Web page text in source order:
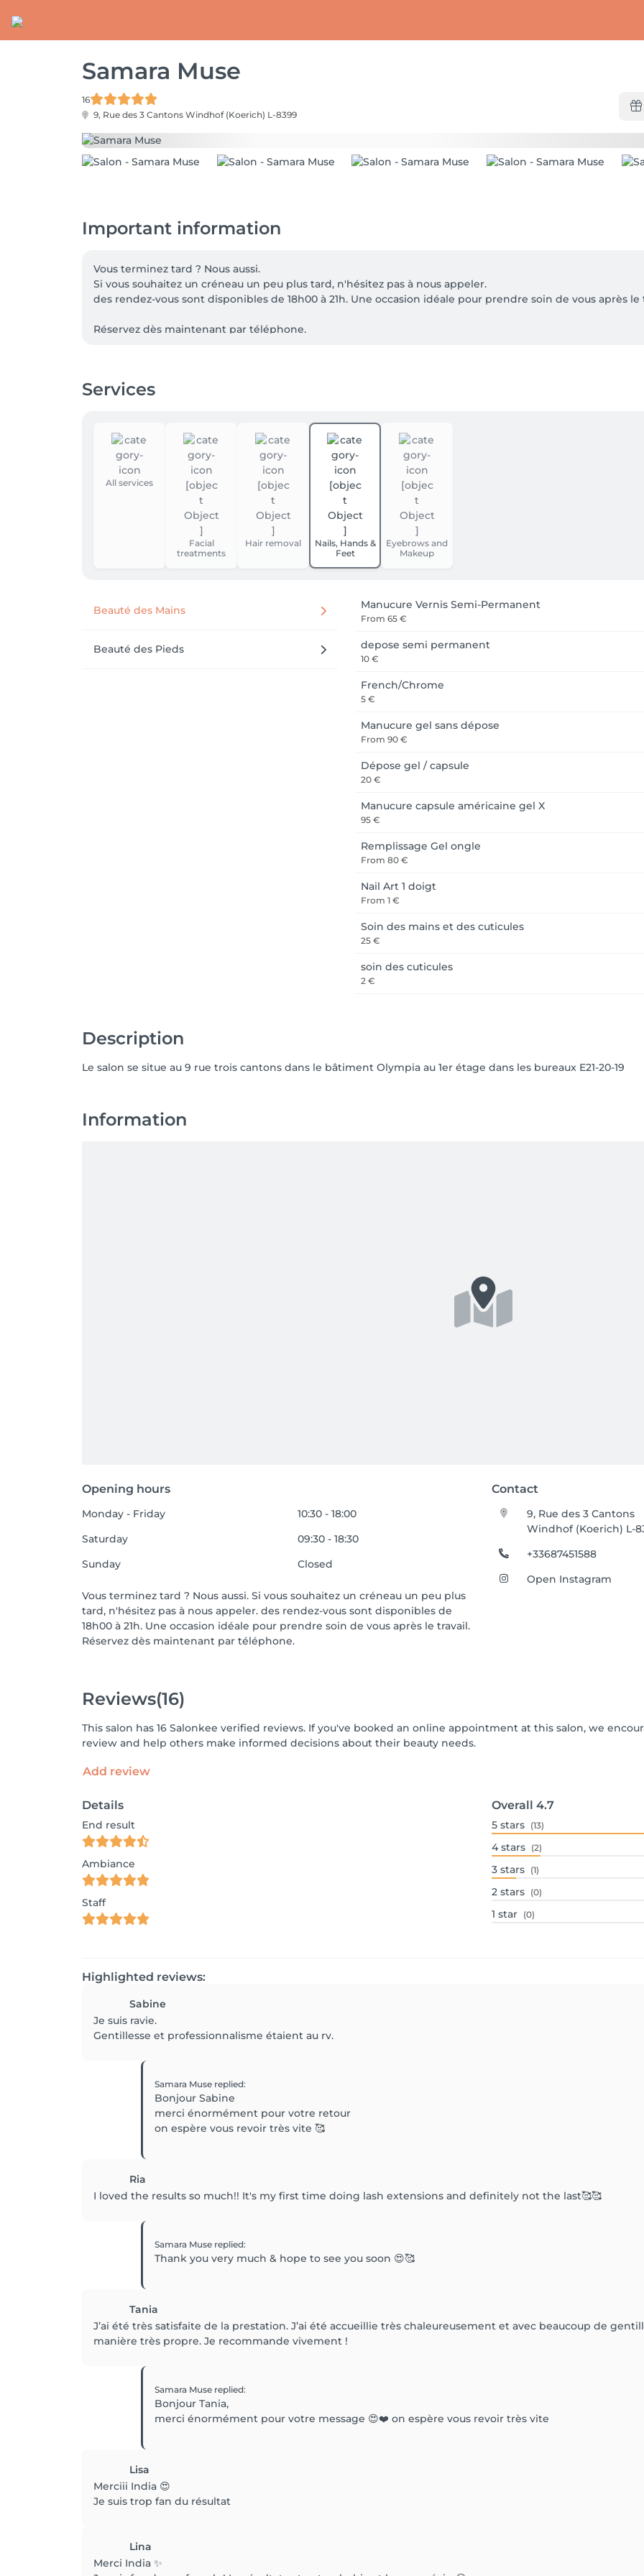
Samara Muse
16
9, Rue des 3 Cantons Windhof (Koerich) L-8399
Important information
Vous terminez tard ? Nous aussi.
Si vous souhaitez un créneau un peu plus tard, n'hésitez pas à nous appeler.
des rendez-vous sont disponibles de 18h00 à 21h. Une occasion idéale pour prendre soin de vous après le
Réservez dès maintenant par téléphone.
Services
All services
Facial
treatments
Hair removal
Nails, Hands &
Feet
Eyebrows and
Makeup
Beauté des Mains
Beauté des Pieds
Manucure Vernis Semi-Permanent
From 65 €
depose semi permanent
10 €
French/Chrome
5 €
Manucure gel sans dépose
From 90 €
Dépose gel / capsule
20 €
Manucure capsule américaine gel X
95 €
Remplissage Gel ongle
From 80 €
Nail Art 1 doigt
From 1 €
Soin des mains et des cuticules
25 €
soin des cuticules
2 €
Description
Le salon se situe au 9 rue trois cantons dans le bâtiment Olympia au 1er étage dans les bureaux E21-20-19
Information
Opening hours Contact
Monday - Friday
10:30 - 18:00
Saturday
09:30 - 18:30
Sunday
Closed
Vous terminez tard ? Nous aussi. Si vous souhaitez un créneau un peu plus
tard, n'hésitez pas à nous appeler. des rendez-vous sont disponibles de
18h00 à 21h. Une occasion idéale pour prendre soin de vous après le travail.
Réservez dès maintenant par téléphone.
9, Rue des 3 Cantons
Windhof (Koerich) L-
+33687451588
Open Instagram
Reviews(16)
This salon has 16 Salonkee verified reviews. If you've booked an online appointment at this salon, we
review and help others make informed decisions about their beauty needs.
Add review
Details
End result
Ambiance
Staff
Overall 4.7
5 stars (13)
4 stars (2)
3 stars (1)
2 stars (0)
1 star (0)
Highlighted reviews:
Sabine
Je suis ravie.
Gentillesse et professionnalisme étaient au rv.
Samara Muse replied:
Bonjour Sabine
merci énormément pour votre retour
on espère vous revoir très vite 🥰
Ria
I loved the results so much!! It's my first time doing lash extensions and definitely not the last🥰🥰
Samara Muse replied:
Thank you very much & hope to see you soon 😍🥰
Tania
J’ai été très satisfaite de la prestation. J’ai été accueillie très chaleureusement et avec beaucoup de
manière très propre. Je recommande vivement !
Samara Muse replied:
Bonjour Tania,
merci énormément pour votre message 😍❤️ on espère vous revoir très vite
Lisa
Merciii India 😍
Je suis trop fan du résultat
Lina
Merci India ✨